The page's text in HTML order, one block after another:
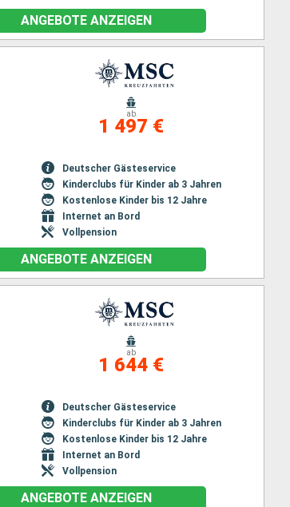
ANGEBOTE ANZEIGEN
ab
1 497 €
Deutscher Gästeservice
Kinderclubs für Kinder ab 3 Jahren
Kostenlose Kinder bis 12 Jahre
Internet an Bord
Vollpension
ANGEBOTE ANZEIGEN
ab
1 644 €
Deutscher Gästeservice
Kinderclubs für Kinder ab 3 Jahren
Kostenlose Kinder bis 12 Jahre
Internet an Bord
Vollpension
ANGEBOTE ANZEIGEN